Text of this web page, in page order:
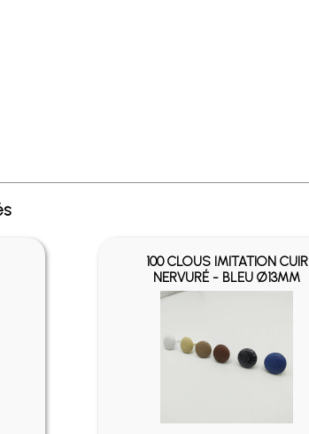
100 CLOUS IMITATION CUIR
NERVURÉ - BLEU Ø13MM